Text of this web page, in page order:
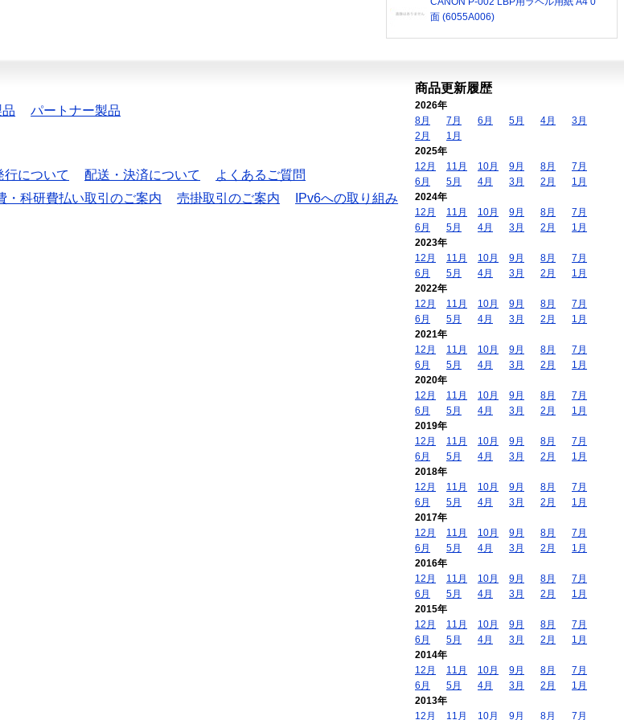
面 (6055A006)
パートナー製品
行について 配送・決済について
よくあるご質問
・科研費払い取引のご案内 売掛取引のご案内
IPv6への取り組み
商品更新履歴
2026年
8月
7月 6月 5月 4月
3月
2月
1月
2025年
12月
11月 10月 9月 8月
7月
6月
5月 4月 3月 2月
1月
2024年
12月
11月 10月 9月 8月
7月
6月
5月 4月 3月 2月
1月
2023年
12月
11月 10月 9月 8月
7月
6月
5月 4月 3月 2月
1月
2022年
12月
11月 10月 9月 8月
7月
6月
5月 4月 3月 2月
1月
2021年
12月
11月 10月 9月 8月
7月
6月
5月 4月 3月 2月
1月
2020年
12月
11月 10月 9月 8月
7月
6月
5月 4月 3月 2月
1月
2019年
12月
11月 10月 9月 8月
7月
6月
5月 4月 3月 2月
1月
2018年
12月
11月 10月 9月 8月
7月
6月
5月 4月 3月 2月
1月
2017年
12月
11月 10月 9月 8月
7月
6月
5月 4月 3月 2月
1月
2016年
12月
11月 10月 9月 8月
7月
6月
5月 4月 3月 2月
1月
2015年
12月
11月 10月 9月 8月
7月
6月
5月 4月 3月 2月
1月
2014年
12月
11月 10月 9月 8月
7月
6月
5月 4月 3月 2月
1月
2013年
12月
11月 10月 9月 8月 7月